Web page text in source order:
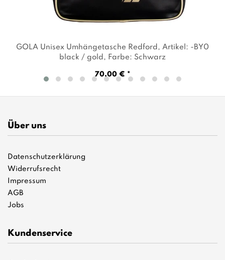
GOLA Unisex Umhängetasche Redford , Artikel: -BY0
black / gold , Farbe: Schwarz
70,00 € *
Über uns
Datenschutzerklärung
Widerrufsrecht
Impressum
AGB
Jobs
Kundenservice